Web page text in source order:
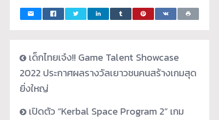
เด็กไทยเจ๋ง!! Game Talent Showcase
2022 ประกาศผลรางวัลเยาวชนคนสร้างเกมสุด
ยิ่งใหญ่
เปิดตัว “Kerbal Space Program 2” เกม